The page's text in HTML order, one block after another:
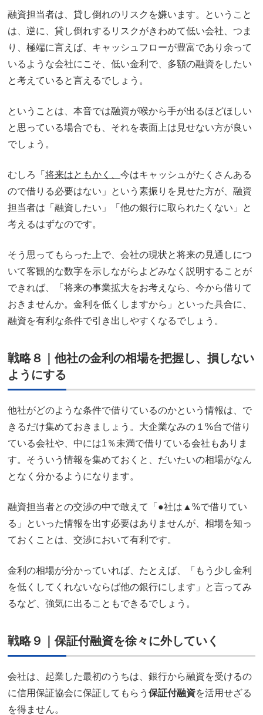
融資担当者は、貸し倒れのリスクを嫌います。ということ
は、逆に、貸し倒れするリスクがきわめて低い会社、つま
り、極端に言えば、キャッシュフローが豊富であり余って
いるような会社にこそ、低い金利で、多額の融資をしたい
と考えていると言えるでしょう。
ということは、本音では融資が喉から手が出るほどほしい
と思っている場合でも、それを表面上は見せない方が良い
でしょう。
むしろ「 将来はともかく、 今はキャッシュがたくさんある
ので借りる必要はない」という素振りを見せた方が、融資
担当者は「融資したい」「他の銀行に取られたくない」と
考えるはずなのです。
そう思ってもらった上で、会社の現状と将来の見通しにつ
いて客観的な数字を示しながらよどみなく説明することが
できれば、「将来の事業拡大をお考えなら、今から借りて
おきませんか。金利を低くしますから」といった具合に、
融資を有利な条件で引き出しやすくなるでしょう。
戦略８｜他社の金利の相場を把握し、損しない
ようにする
他社がどのような条件で借りているのかという情報は、で
きるだけ集めておきましょう。大企業なみの１%台で借り
ている会社や、中には1％未満で借りている会社もありま
す。そういう情報を集めておくと、だいたいの相場がなん
となく分かるようになります。
融資担当者との交渉の中で敢えて「●社は▲%で借りてい
る」といった情報を出す必要はありませんが、相場を知っ
ておくことは、交渉において有利です。
金利の相場が分かっていれば、たとえば、「もう少し金利
を低くしてくれないならば他の銀行にします」と言ってみ
るなど、強気に出ることもできるでしょう。
戦略９｜保証付融資を徐々に外していく
会社は、起業した最初のうちは、銀行から融資を受けるの
に信用保証協会に保証してもらう 保証付融資を活用せざる
を得ません。